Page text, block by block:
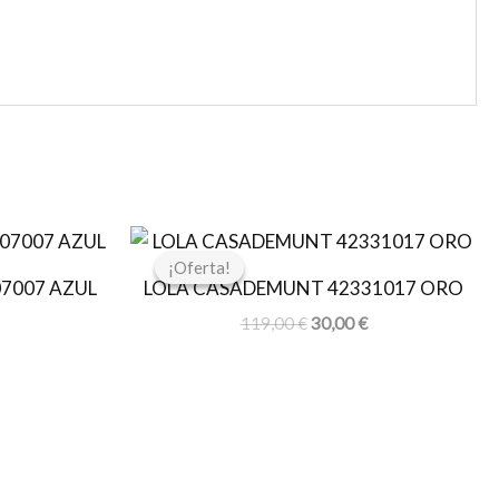
AZUL
€.
¡Oferta!
¡Oferta!
LOLA CASADEMUNT 42331017 ORO
119,00€
El
original
era:
119,00 €.
30,00€
El
actual
es:
30,00 €.